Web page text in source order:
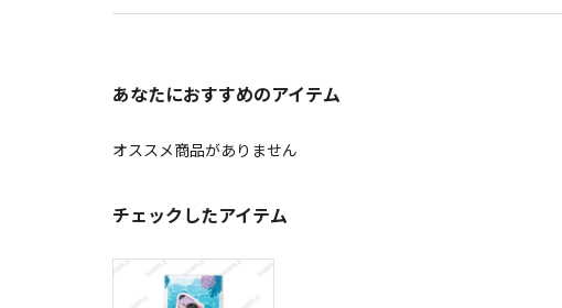
あなたにおすすめのアイテム
オススメ商品がありません
チェックしたアイテム